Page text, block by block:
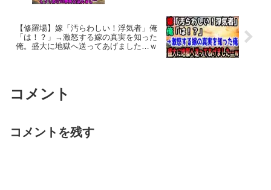
【修羅場】嫁「汚らわしい！浮気者」俺
「は！？」→激怒する嫁の真実を知った
俺。盛大に地獄へ送ってあげました…ｗ
コメント
コメントを残す